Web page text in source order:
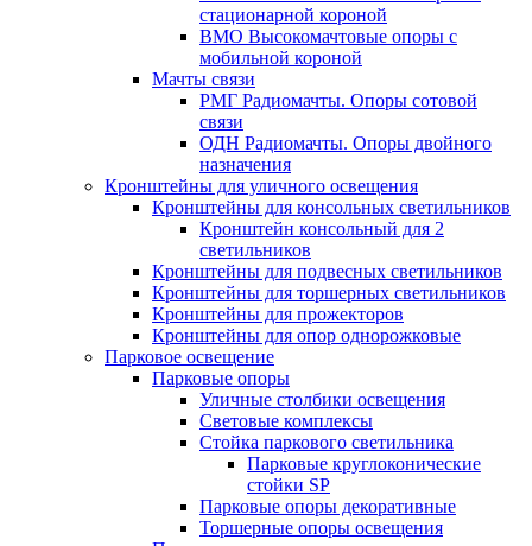
стационарной короной
ВМО Высокомачтовые опоры с
мобильной короной
Мачты связи
РМГ Радиомачты. Опоры сотовoй
связи
ОДН Радиомачты. Опоры двойного
назначения
Кронштейны для уличного освещения
Кронштейны для консольных светильников
Кронштейн консольный для 2
светильников
Кронштейны для подвесных светильников
Кронштейны для торшерных светильников
Кронштейны для прожекторов
Кронштейны для опор однорожковые
Парковое освещение
Парковые опоры
Уличные столбики освещения
Световые комплексы
Стойка паркового светильника
Парковые круглоконические
стойки SP
Парковые опоры декоративные
Торшерные опоры освещения